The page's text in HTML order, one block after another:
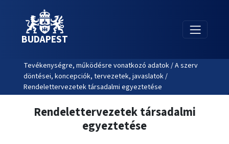
BUDAPEST
Tevékenységre, működésre vonatkozó adatok / A szerv
döntései, koncepciók, tervezetek, javaslatok /
Rendelettervezetek társadalmi egyeztetése
Rendelettervezetek társadalmi
egyeztetése